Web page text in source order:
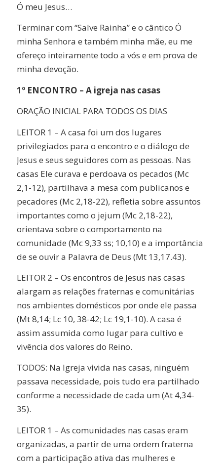
Ó meu Jesus…
Terminar com “Salve Rainha” e o cântico Ó
minha Senhora e também minha mãe, eu me
ofereço inteiramente todo a vós e em prova de
minha devoção.
1º ENCONTRO – A igreja nas casas
ORAÇÃO INICIAL PARA TODOS OS DIAS
LEITOR 1 – A casa foi um dos lugares
privilegiados para o encontro e o diálogo de
Jesus e seus seguidores com as pessoas. Nas
casas Ele curava e perdoava os pecados (Mc
2,1-12), partilhava a mesa com publicanos e
pecadores (Mc 2,18-22), refletia sobre assuntos
importantes como o jejum (Mc 2,18-22),
orientava sobre o comportamento na
comunidade (Mc 9,33 ss; 10,10) e a importância
de se ouvir a Palavra de Deus (Mt 13,17.43).
LEITOR 2 – Os encontros de Jesus nas casas
alargam as relações fraternas e comunitárias
nos ambientes domésticos por onde ele passa
(Mt 8,14; Lc 10, 38-42; Lc 19,1-10). A casa é
assim assumida como lugar para cultivo e
vivência dos valores do Reino.
TODOS: Na Igreja vivida nas casas, ninguém
passava necessidade, pois tudo era partilhado
conforme a necessidade de cada um (At 4,34-
35).
LEITOR 1 – As comunidades nas casas eram
organizadas, a partir de uma ordem fraterna
com a participação ativa das mulheres e